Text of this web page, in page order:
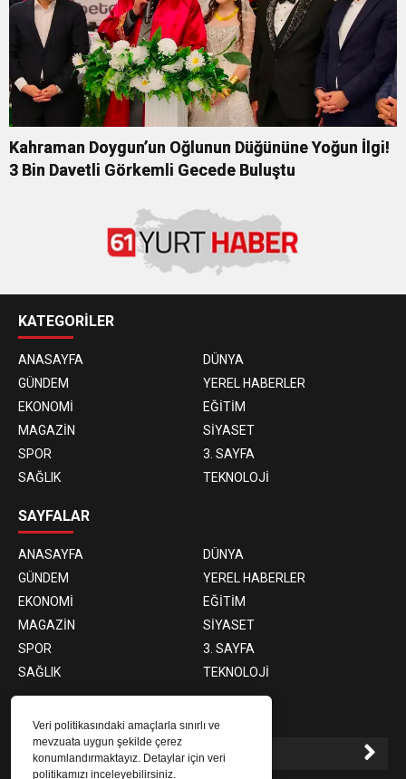
Veri politikasındaki amaçlarla sınırlı ve
mevzuata uygun şekilde çerez
konumlandırmaktayız. Detaylar için veri
politikamızı inceleyebilirsiniz.
Kahraman Doygun’un Oğlunun Düğününe Yoğun İlgi!
3 Bin Davetli Görkemli Gecede Buluştu
KATEGORİLER
ANASAYFA
DÜNYA
GÜNDEM
YEREL HABERLER
EKONOMİ
EĞİTİM
MAGAZİN
SİYASET
SPOR
3. SAYFA
SAĞLIK
TEKNOLOJİ
SAYFALAR
ANASAYFA
DÜNYA
GÜNDEM
YEREL HABERLER
EKONOMİ
EĞİTİM
MAGAZİN
SİYASET
SPOR
3. SAYFA
SAĞLIK
TEKNOLOJİ